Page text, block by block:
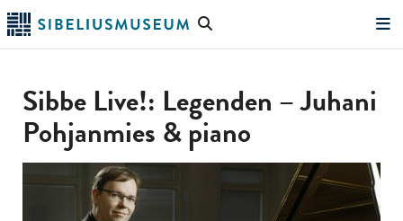
Hoppa
till
huvudinnehållet
Sök
Sibbe Live!: Legenden – Juhani
Pohjanmies & piano